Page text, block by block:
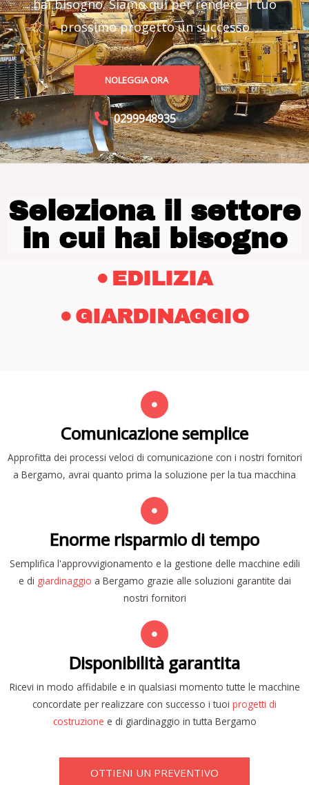
hai bisogno. Siamo qui per rendere il tuo
prossimo progetto un successo
NOLEGGIA ORA
0299948935
Seleziona il settore
in cui hai bisogno
EDILIZIA
GIARDINAGGIO
Comunicazione semplice
Approfitta dei processi veloci di comunicazione con i nostri fornitori
a Bergamo, avrai quanto prima la soluzione per la tua macchina
Enorme risparmio di tempo
Semplifica l'approvvigionamento e la gestione delle macchine edili
e di giardinaggio a Bergamo grazie alle soluzioni garantite dai
nostri fornitori
Disponibilità garantita
Ricevi in modo affidabile e in qualsiasi momento tutte le macchine
concordate per realizzare con successo i tuoi progetti di
costruzione e di giardinaggio in tutta Bergamo
OTTIENI UN PREVENTIVO